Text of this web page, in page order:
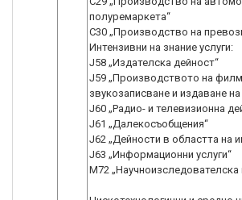
полуремаркета“
С30 „Производство на
Интензивни на знание услуги:
J58 „Издателска дейност“
J59 „Производството на
звукозаписване и издаване на
J60 „Радио- и телевизионна
J61 „Далекосъобщения“
J62 „Дейности в областта на
J63 „Информационни услуги“
М72 „Научноизследователска